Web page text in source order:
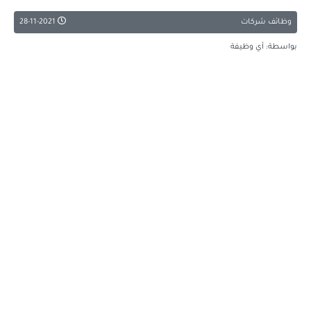
وظائف شركات
بواسطة: أي وظيفة